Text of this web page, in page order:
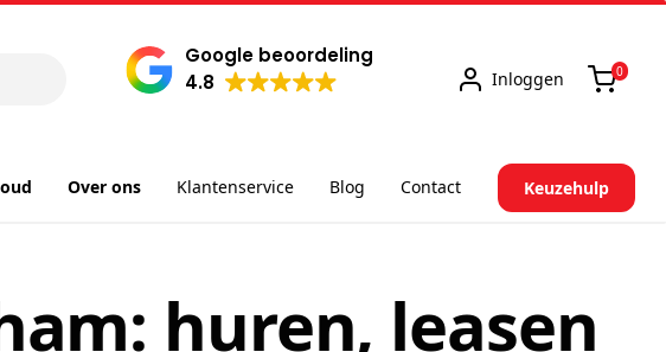
Google beoordeling
4.8
Inloggen 0
Over ons Klantenservice Blog Contact Keuzehulp
huren, leasen